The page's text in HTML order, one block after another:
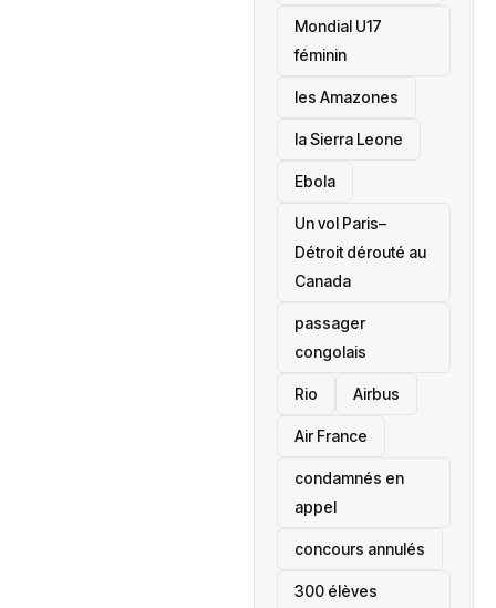
Mondial U17
féminin
les Amazones
la Sierra Leone
‎Ebola
Un vol Paris–
Détroit dérouté au
Canada
passager
congolais
Rio Airbus
Air France
condamnés en
appel
concours annulés
300 élèves